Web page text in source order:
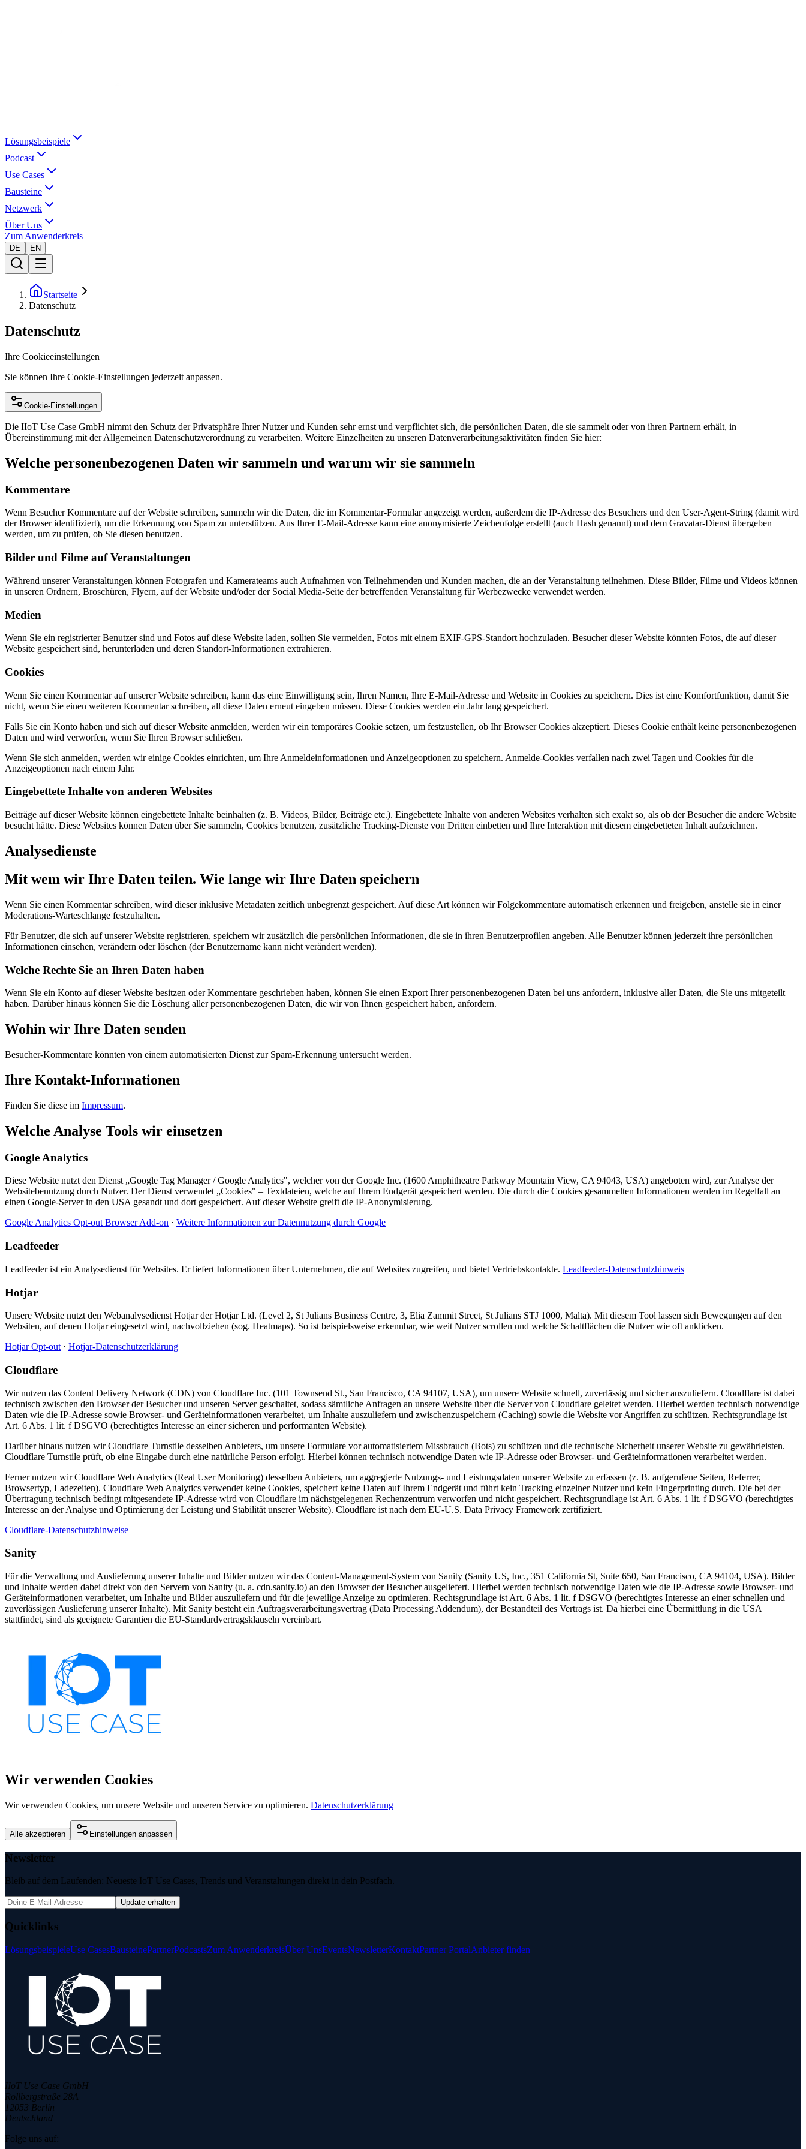
Lösungsbeispiele
Podcast
Use Cases
Bausteine
Netzwerk
Über Uns
Zum Anwenderkreis
DE EN
Startseite
Datenschutz
Datenschutz
Ihre Cookieeinstellungen
Sie können Ihre Cookie-Einstellungen jederzeit anpassen.
Cookie-Einstellungen
Die IIoT Use Case GmbH nimmt den Schutz der Privatsphäre Ihrer Nutzer und Kunden sehr ernst und verpflichtet sich, die persönlichen Daten, die sie sammelt oder von ihren Partnern erhält, in
Übereinstimmung mit der Allgemeinen Datenschutzverordnung zu verarbeiten. Weitere Einzelheiten zu unseren Datenverarbeitungsaktivitäten finden Sie hier:
Welche personenbezogenen Daten wir sammeln und warum wir sie sammeln
Kommentare
Wenn Besucher Kommentare auf der Website schreiben, sammeln wir die Daten, die im Kommentar-Formular angezeigt werden, außerdem die IP-Adresse des Besuchers und den User-Agent-String (damit wird
der Browser identifiziert), um die Erkennung von Spam zu unterstützen. Aus Ihrer E-Mail-Adresse kann eine anonymisierte Zeichenfolge erstellt (auch Hash genannt) und dem Gravatar-Dienst übergeben
werden, um zu prüfen, ob Sie diesen benutzen.
Bilder und Filme auf Veranstaltungen
Während unserer Veranstaltungen können Fotografen und Kamerateams auch Aufnahmen von Teilnehmenden und Kunden machen, die an der Veranstaltung teilnehmen. Diese Bilder, Filme und Videos können
in unseren Ordnern, Broschüren, Flyern, auf der Website und/oder der Social Media-Seite der betreffenden Veranstaltung für Werbezwecke verwendet werden.
Medien
Wenn Sie ein registrierter Benutzer sind und Fotos auf diese Website laden, sollten Sie vermeiden, Fotos mit einem EXIF-GPS-Standort hochzuladen. Besucher dieser Website könnten Fotos, die auf dieser
Website gespeichert sind, herunterladen und deren Standort-Informationen extrahieren.
Cookies
Wenn Sie einen Kommentar auf unserer Website schreiben, kann das eine Einwilligung sein, Ihren Namen, Ihre E-Mail-Adresse und Website in Cookies zu speichern. Dies ist eine Komfortfunktion, damit Sie
nicht, wenn Sie einen weiteren Kommentar schreiben, all diese Daten erneut eingeben müssen. Diese Cookies werden ein Jahr lang gespeichert.
Falls Sie ein Konto haben und sich auf dieser Website anmelden, werden wir ein temporäres Cookie setzen, um festzustellen, ob Ihr Browser Cookies akzeptiert. Dieses Cookie enthält keine personenbezogenen
Daten und wird verworfen, wenn Sie Ihren Browser schließen.
Wenn Sie sich anmelden, werden wir einige Cookies einrichten, um Ihre Anmeldeinformationen und Anzeigeoptionen zu speichern. Anmelde-Cookies verfallen nach zwei Tagen und Cookies für die
Anzeigeoptionen nach einem Jahr.
Eingebettete Inhalte von anderen Websites
Beiträge auf dieser Website können eingebettete Inhalte beinhalten (z. B. Videos, Bilder, Beiträge etc.). Eingebettete Inhalte von anderen Websites verhalten sich exakt so, als ob der Besucher die andere Website
besucht hätte. Diese Websites können Daten über Sie sammeln, Cookies benutzen, zusätzliche Tracking-Dienste von Dritten einbetten und Ihre Interaktion mit diesem eingebetteten Inhalt aufzeichnen.
Analysedienste
Mit wem wir Ihre Daten teilen. Wie lange wir Ihre Daten speichern
Wenn Sie einen Kommentar schreiben, wird dieser inklusive Metadaten zeitlich unbegrenzt gespeichert. Auf diese Art können wir Folgekommentare automatisch erkennen und freigeben, anstelle sie in einer
Moderations-Warteschlange festzuhalten.
Für Benutzer, die sich auf unserer Website registrieren, speichern wir zusätzlich die persönlichen Informationen, die sie in ihren Benutzerprofilen angeben. Alle Benutzer können jederzeit ihre persönlichen
Informationen einsehen, verändern oder löschen (der Benutzername kann nicht verändert werden).
Welche Rechte Sie an Ihren Daten haben
Wenn Sie ein Konto auf dieser Website besitzen oder Kommentare geschrieben haben, können Sie einen Export Ihrer personenbezogenen Daten bei uns anfordern, inklusive aller Daten, die Sie uns mitgeteilt
haben. Darüber hinaus können Sie die Löschung aller personenbezogenen Daten, die wir von Ihnen gespeichert haben, anfordern.
Wohin wir Ihre Daten senden
Besucher-Kommentare könnten von einem automatisierten Dienst zur Spam-Erkennung untersucht werden.
Ihre Kontakt-Informationen
Finden Sie diese im Impressum.
Welche Analyse Tools wir einsetzen
Google Analytics
Diese Website nutzt den Dienst „Google Tag Manager / Google Analytics", welcher von der Google Inc. (1600 Amphitheatre Parkway Mountain View, CA 94043, USA) angeboten wird, zur Analyse der
Websitebenutzung durch Nutzer. Der Dienst verwendet „Cookies" – Textdateien, welche auf Ihrem Endgerät gespeichert werden. Die durch die Cookies gesammelten Informationen werden im Regelfall an
einen Google-Server in den USA gesandt und dort gespeichert. Auf dieser Website greift die IP-Anonymisierung.
Google Analytics Opt-out Browser Add-on · Weitere Informationen zur Datennutzung durch Google
Leadfeeder
Leadfeeder ist ein Analysedienst für Websites. Er liefert Informationen über Unternehmen, die auf Websites zugreifen, und bietet Vertriebskontakte. Leadfeeder-Datenschutzhinweis
Hotjar
Unsere Website nutzt den Webanalysedienst Hotjar der Hotjar Ltd. (Level 2, St Julians Business Centre, 3, Elia Zammit Street, St Julians STJ 1000, Malta). Mit diesem Tool lassen sich Bewegungen auf den
Websiten, auf denen Hotjar eingesetzt wird, nachvollziehen (sog. Heatmaps). So ist beispielsweise erkennbar, wie weit Nutzer scrollen und welche Schaltflächen die Nutzer wie oft anklicken.
Hotjar Opt-out · Hotjar-Datenschutzerklärung
Cloudflare
Wir nutzen das Content Delivery Network (CDN) von Cloudflare Inc. (101 Townsend St., San Francisco, CA 94107, USA), um unsere Website schnell, zuverlässig und sicher auszuliefern. Cloudflare ist dabei
technisch zwischen den Browser der Besucher und unseren Server geschaltet, sodass sämtliche Anfragen an unsere Website über die Server von Cloudflare geleitet werden. Hierbei werden technisch notwendige
Daten wie die IP-Adresse sowie Browser- und Geräteinformationen verarbeitet, um Inhalte auszuliefern und zwischenzuspeichern (Caching) sowie die Website vor Angriffen zu schützen. Rechtsgrundlage ist
Art. 6 Abs. 1 lit. f DSGVO (berechtigtes Interesse an einer sicheren und performanten Website).
Darüber hinaus nutzen wir Cloudflare Turnstile desselben Anbieters, um unsere Formulare vor automatisiertem Missbrauch (Bots) zu schützen und die technische Sicherheit unserer Website zu gewährleisten.
Cloudflare Turnstile prüft, ob eine Eingabe durch eine natürliche Person erfolgt. Hierbei können technisch notwendige Daten wie IP-Adresse oder Browser- und Geräteinformationen verarbeitet werden.
Ferner nutzen wir Cloudflare Web Analytics (Real User Monitoring) desselben Anbieters, um aggregierte Nutzungs- und Leistungsdaten unserer Website zu erfassen (z. B. aufgerufene Seiten, Referrer,
Browsertyp, Ladezeiten). Cloudflare Web Analytics verwendet keine Cookies, speichert keine Daten auf Ihrem Endgerät und führt kein Tracking einzelner Nutzer und kein Fingerprinting durch. Die bei der
Übertragung technisch bedingt mitgesendete IP-Adresse wird von Cloudflare im nächstgelegenen Rechenzentrum verworfen und nicht gespeichert. Rechtsgrundlage ist Art. 6 Abs. 1 lit. f DSGVO (berechtigtes
Interesse an der Analyse und Optimierung der Leistung und Stabilität unserer Website). Cloudflare ist nach dem EU-U.S. Data Privacy Framework zertifiziert.
Cloudflare-Datenschutzhinweise
Sanity
Für die Verwaltung und Auslieferung unserer Inhalte und Bilder nutzen wir das Content-Management-System von Sanity (Sanity US, Inc., 351 California St, Suite 650, San Francisco, CA 94104, USA). Bilder
und Inhalte werden dabei direkt von den Servern von Sanity (u. a. cdn.sanity.io) an den Browser der Besucher ausgeliefert. Hierbei werden technisch notwendige Daten wie die IP-Adresse sowie Browser- und
Geräteinformationen verarbeitet, um Inhalte und Bilder auszuliefern und für die jeweilige Anzeige zu optimieren. Rechtsgrundlage ist Art. 6 Abs. 1 lit. f DSGVO (berechtigtes Interesse an einer schnellen und
zuverlässigen Auslieferung unserer Inhalte). Mit Sanity besteht ein Auftragsverarbeitungsvertrag (Data Processing Addendum), der Bestandteil des Vertrags ist. Da hierbei eine Übermittlung in die USA
stattfindet, sind als geeignete Garantien die EU-Standardvertragsklauseln vereinbart.
Wir verwenden Cookies
Wir verwenden Cookies, um unsere Website und unseren Service zu optimieren. Datenschutzerklärung
Alle akzeptieren Einstellungen anpassen
Newsletter
Bleib auf dem Laufenden: Neueste IoT Use Cases, Trends und Veranstaltungen direkt in dein Postfach.
Update erhalten
Quicklinks
LösungsbeispieleUse CasesBausteinePartnerPodcastsZum AnwenderkreisÜber UnsEventsNewsletterKontaktPartner PortalAnbieter finden
IIoT Use Case GmbH
Rollbergstraße 28A
12053 Berlin
Deutschland
Folge uns auf: